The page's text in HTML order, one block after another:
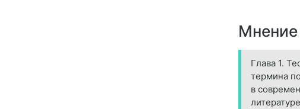
Мнение
Глава 1.
термина
в